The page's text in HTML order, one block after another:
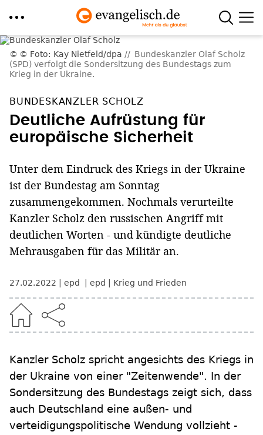
Direkt
zum
Inhalt
© Foto: Kay Nietfeld/dpa
Bundeskanzler Olaf Scholz
(SPD) verfolgt die Sondersitzung des Bundestags zum
Krieg in der Ukraine.
BUNDESKANZLER SCHOLZ
Deutliche Aufrüstung für
europäische Sicherheit
Unter dem Eindruck des Kriegs in der Ukraine
ist der Bundestag am Sonntag
zusammengekommen. Nochmals verurteilte
Kanzler Scholz den russischen Angriff mit
deutlichen Worten - und kündigte deutliche
Mehrausgaben für das Militär an.
27.02.2022 epd epd Krieg und Frieden
Kanzler Scholz spricht angesichts des Kriegs in
der Ukraine von einer "Zeitenwende". In der
Sondersitzung des Bundestags zeigt sich, dass
auch Deutschland eine außen- und
verteidigungspolitische Wendung vollzieht -